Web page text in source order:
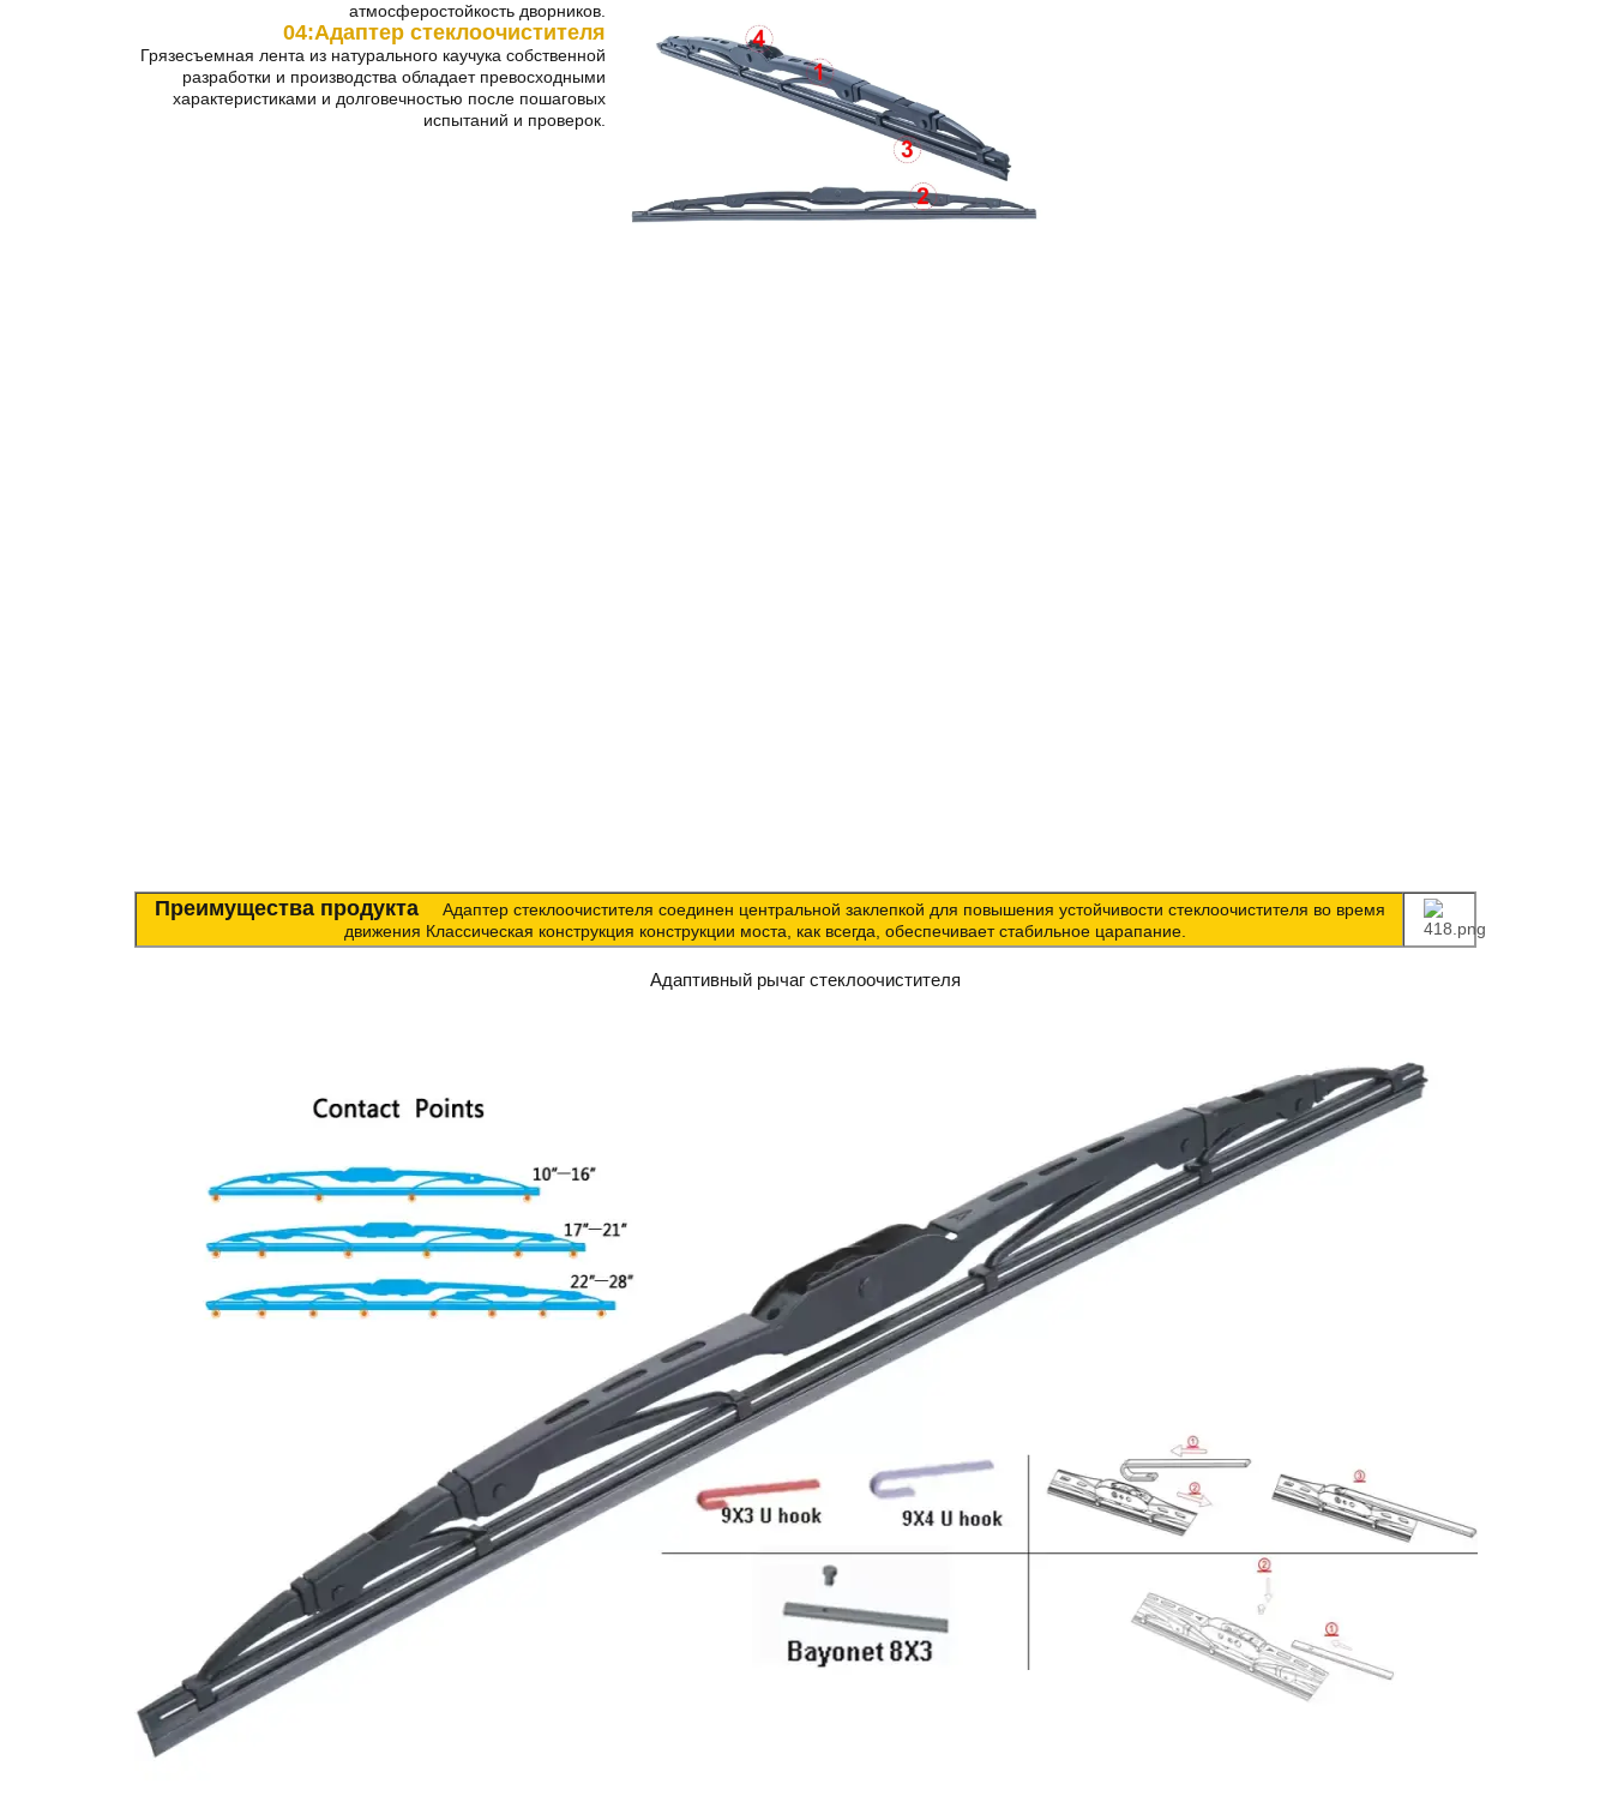
атмосферостойкость дворников.
04:Адаптер стеклоочистителя
Грязесъемная лента из натурального каучука собственной
разработки и производства обладает превосходными
характеристиками и долговечностью после пошаговых
испытаний и проверок.
Преимущества продуктаАдаптер стеклоочистителя соединен центральной заклепкой для повышения устойчивости стеклоочистителя во время
движения Классическая конструкция конструкции моста, как всегда, обеспечивает стабильное царапание.
Адаптивный рычаг стеклоочистителя